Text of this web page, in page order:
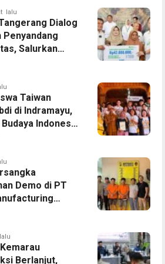
Denpasar
lalu
Dialog
Penyandang
Salurkan
dan Tampung
Taiwan
di Indramayu,
Indonesia
Pekerja
Demo di PT
Ditahan, Polda
Pengelolaan
Berlanjut,